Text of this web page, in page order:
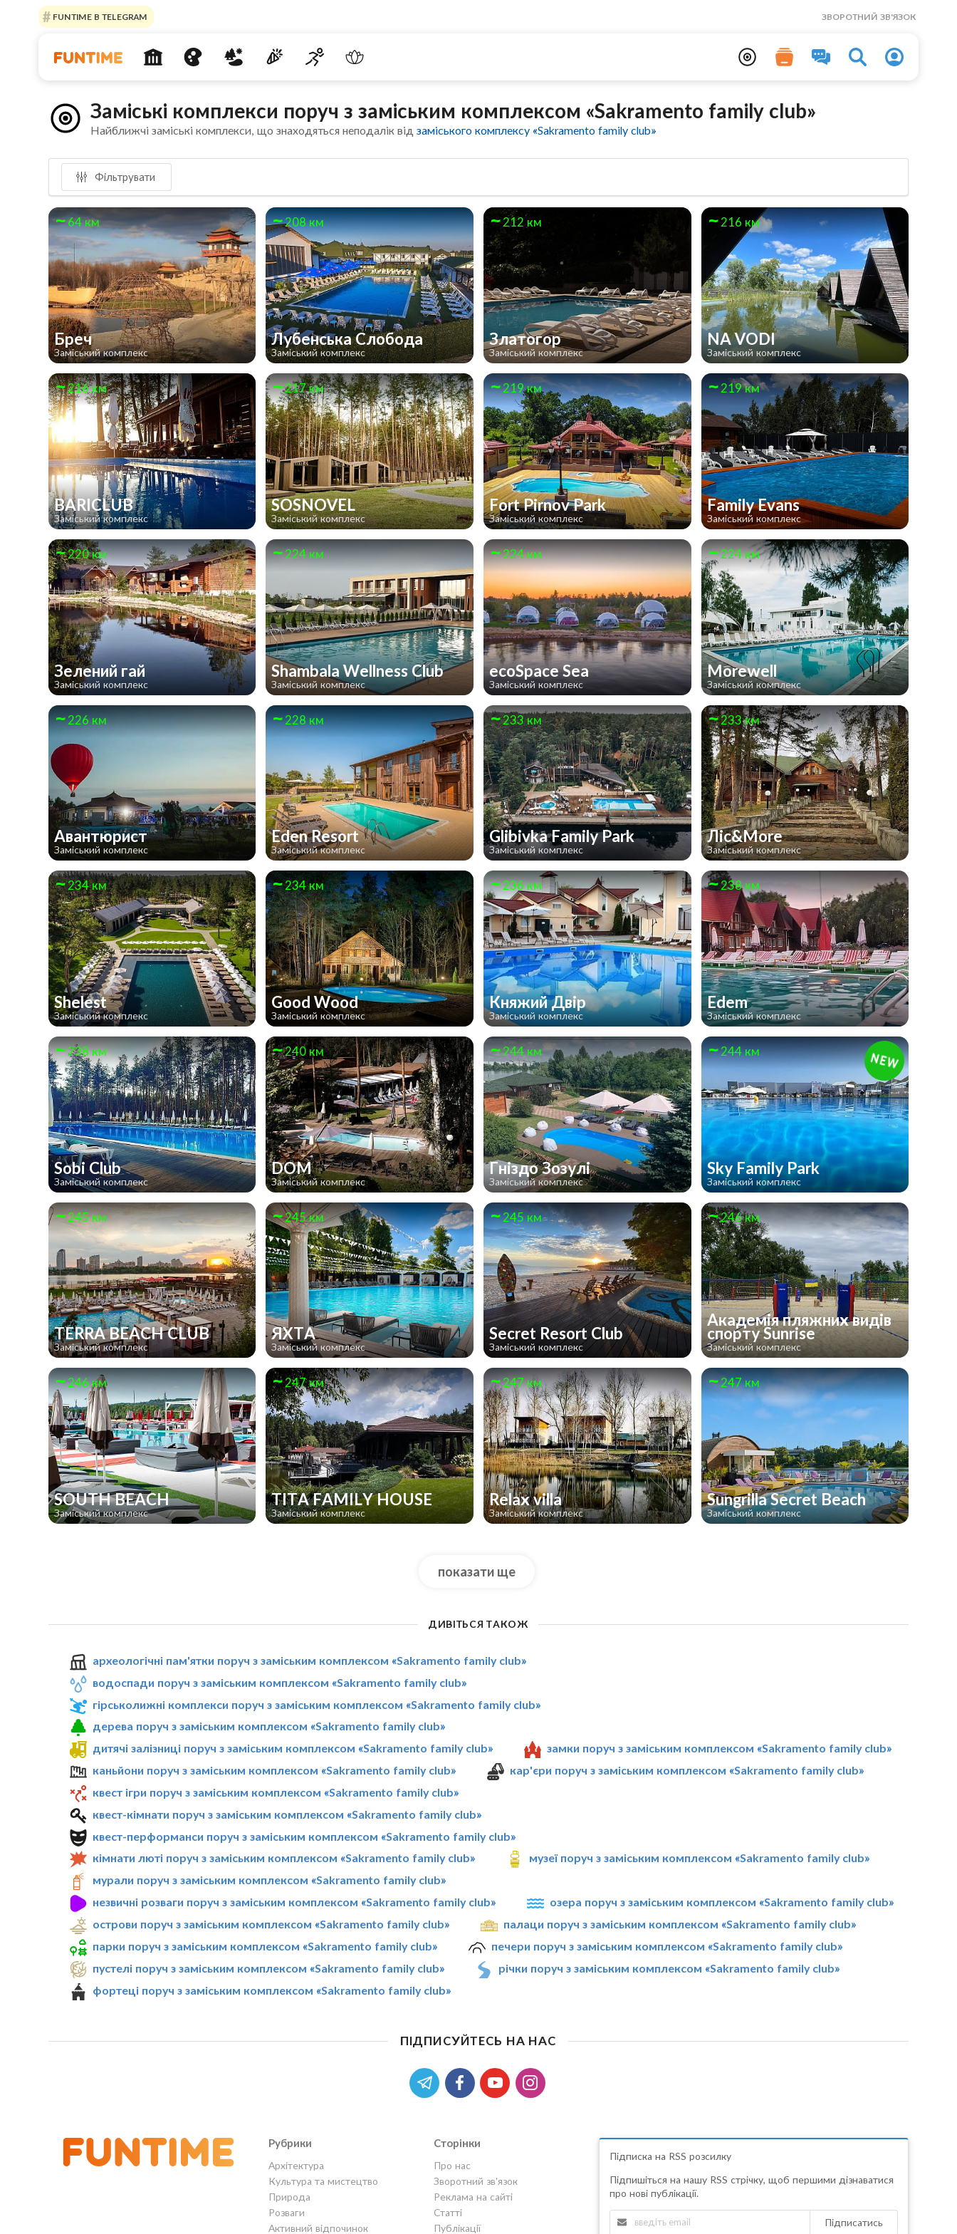
FUNTIME В TELEGRAM ЗВОРОТНИЙ ЗВ'ЯЗОК
Заміські комплекси поруч з заміським комплексом «Sakramento family club»
Найближчі заміські комплекси, що знаходяться неподалік відзаміського комплексу «Sakramento family club»
Фільтрувати
64 км
Бреч
Заміський комплекс
208 км
Лубенська Слобода
Заміський комплекс
212 км
Златогор
Заміський комплекс
216 км
NA VODI
Заміський комплекс
216 км
BARICLUB
Заміський комплекс
217 км
SOSNOVEL
Заміський комплекс
219 км
Fort Pirnov Park
Заміський комплекс
219 км
Family Evans
Заміський комплекс
220 км
Зелений гай
Заміський комплекс
224 км
Shambala Wellness Club
Заміський комплекс
224 км
ecoSpace Sea
Заміський комплекс
224 км
Morewell
Заміський комплекс
226 км
Авантюрист
Заміський комплекс
228 км
Eden Resort
Заміський комплекс
233 км
Glibivka Family Park
Заміський комплекс
233 км
Ліс&More
Заміський комплекс
234 км
Shelest
Заміський комплекс
234 км
Good Wood
Заміський комплекс
236 км
Княжий Двір
Заміський комплекс
238 км
Edem
Заміський комплекс
238 км
Sobi Club
Заміський комплекс
240 км
DOM
Заміський комплекс
244 км
Гніздо Зозулі
Заміський комплекс
244 км
Sky Family Park
Заміський комплекс
245 км
TERRA BEACH CLUB
Заміський комплекс
245 км
ЯХТА
Заміський комплекс
245 км
Secret Resort Club
Заміський комплекс
246 км
Академія пляжних видів
спорту Sunrise
Заміський комплекс
246 км
SOUTH BEACH
Заміський комплекс
247 км
TITA FAMILY HOUSE
Заміський комплекс
247 км
Relax villa
Заміський комплекс
247 км
Sungrilla Secret Beach
Заміський комплекс
показати ще
ДИВІТЬСЯ ТАКОЖ
археологічні пам'ятки поруч з заміським комплексом «Sakramento family club»
водоспади поруч з заміським комплексом «Sakramento family club»
гірськолижні комплекси поруч з заміським комплексом «Sakramento family club»
дерева поруч з заміським комплексом «Sakramento family club»
дитячі залізниці поруч з заміським комплексом «Sakramento family club»
замки поруч з заміським комплексом «Sakramento family club»
каньйони поруч з заміським комплексом «Sakramento family club»
кар'єри поруч з заміським комплексом «Sakramento family club»
квест ігри поруч з заміським комплексом «Sakramento family club»
квест-кімнати поруч з заміським комплексом «Sakramento family club»
квест-перформанси поруч з заміським комплексом «Sakramento family club»
кімнати люті поруч з заміським комплексом «Sakramento family club»
музеї поруч з заміським комплексом «Sakramento family club»
мурали поруч з заміським комплексом «Sakramento family club»
незвичні розваги поруч з заміським комплексом «Sakramento family club»
озера поруч з заміським комплексом «Sakramento family club»
острови поруч з заміським комплексом «Sakramento family club»
палаци поруч з заміським комплексом «Sakramento family club»
парки поруч з заміським комплексом «Sakramento family club»
печери поруч з заміським комплексом «Sakramento family club»
пустелі поруч з заміським комплексом «Sakramento family club»
річки поруч з заміським комплексом «Sakramento family club»
фортеці поруч з заміським комплексом «Sakramento family club»
ПІДПИСУЙТЕСЬ НА НАС
Рубрики
Архітектура
Культура та мистецтво
Природа
Розваги
Активний відпочинок
Сторінки
Про нас
Зворотний зв'язок
Реклама на сайті
Статті
Публікації
Підписка на RSS розсилку
Підпишіться на нашу RSS стрічку, щоб першими дізнаватися
про нові публікації.
Підписатись